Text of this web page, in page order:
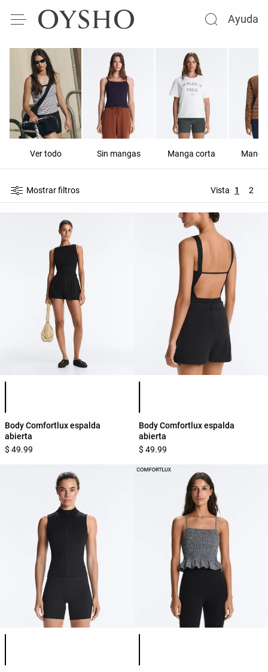
Ayuda
Ver todo Sin mangas Manga corta
Mostrar filtros Vista 1 2
Body Comfortlux espalda
abierta
$ 49.99
Body Comfortlux espalda
abierta
$ 49.99
Lista de colores del producto Lista de colores del producto